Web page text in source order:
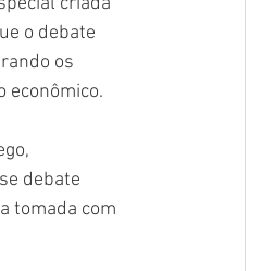
o debate
os
econômico.
debate
tomada com